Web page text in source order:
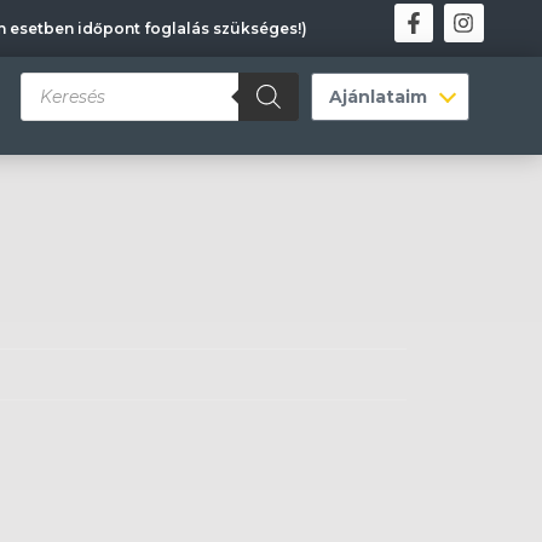
esetben időpont foglalás szükséges!)